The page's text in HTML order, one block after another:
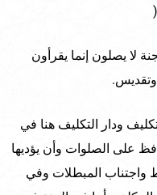
لا يصلون إنما يقرأون
وتقديس.
ودار التكليف هنا في
على الصلوات وأن يؤديها
واجتناب المبطلات وفي